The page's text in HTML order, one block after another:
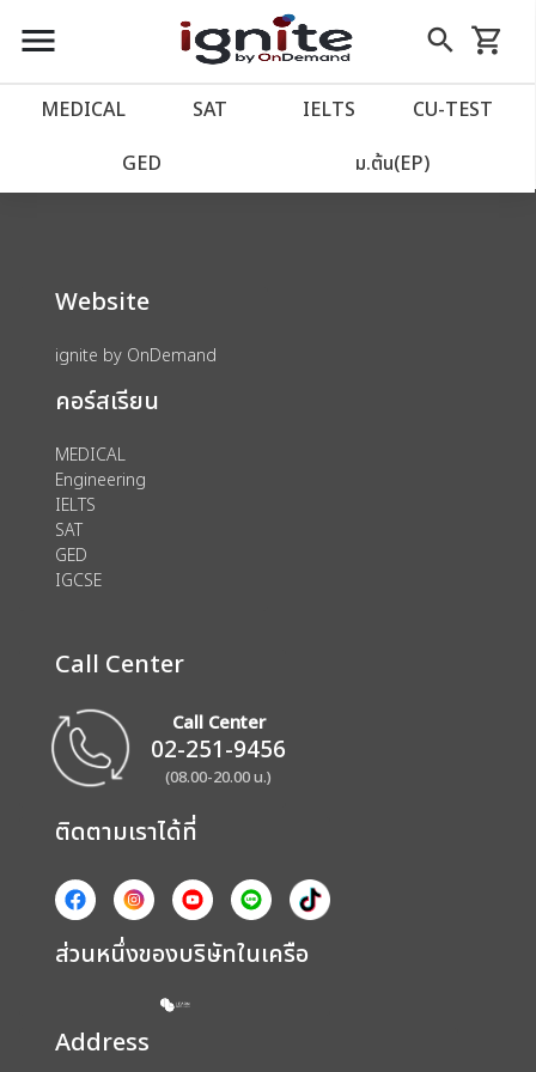
close
account_balance หน้าแรก
เว็บไซต์อิกไนท์
import_contacts วางแผนการเรียน
account_circle เข้าสู่ระบบ
assignment ลงทะเบียน
menu search
Skip
to
shopping_cart
รถเข็น
MEDICAL SAT IELTS CU‑TEST
GED ม.ต้น(EP)
We could not find anything for 80002039
Website
ignite by OnDemand
คอร์สเรียน
MEDICAL
Engineering
IELTS
SAT
GED
IGCSE
Call Center
Call Center
02-251-9456
(08.00-20.00 น.)
ติดตามเราได้ที่
ส่วนหนึ่งของบริษัทในเครือ
Address